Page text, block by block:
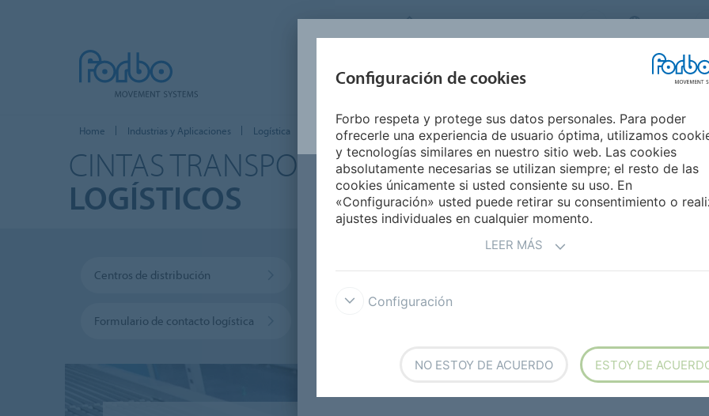
FORBO MOVEMENT SYSTEMS SPAIN
PRODUCTOS
INDUSTRIAS Y
APLICACIONES
Home Industrias y Aplicaciones Logística
CINTAS TRANSPORTADORAS PARAPROCESOS
LOGÍSTICOS
Centros de distribución Aeropuertos Bandas curvas
Formulario de contacto logística
Configuración de cookies
Forbo respeta y protege sus datos personales. Para poder
ofrecerle una experiencia de usuario óptima, utilizamos
y tecnologías similares en nuestro sitio web. Las cookies
absolutamente necesarias se utilizan siempre; el resto de las
cookies únicamente si usted consiente su uso. En
«Configuración» usted puede retirar su consentimiento o
ajustes individuales en cualquier momento.
LEER MÁS
Configuración
NO ESTOY DE ACUERDO ESTOY DE